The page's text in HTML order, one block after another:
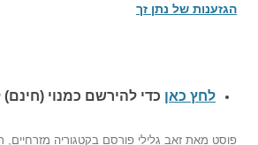
הגזענות של נתן זך
לחץ כאן כדי להירשם כמנוי (חינם)
פוסט מאת זאב גלילי פורסם בקטגוריה מזרחיים